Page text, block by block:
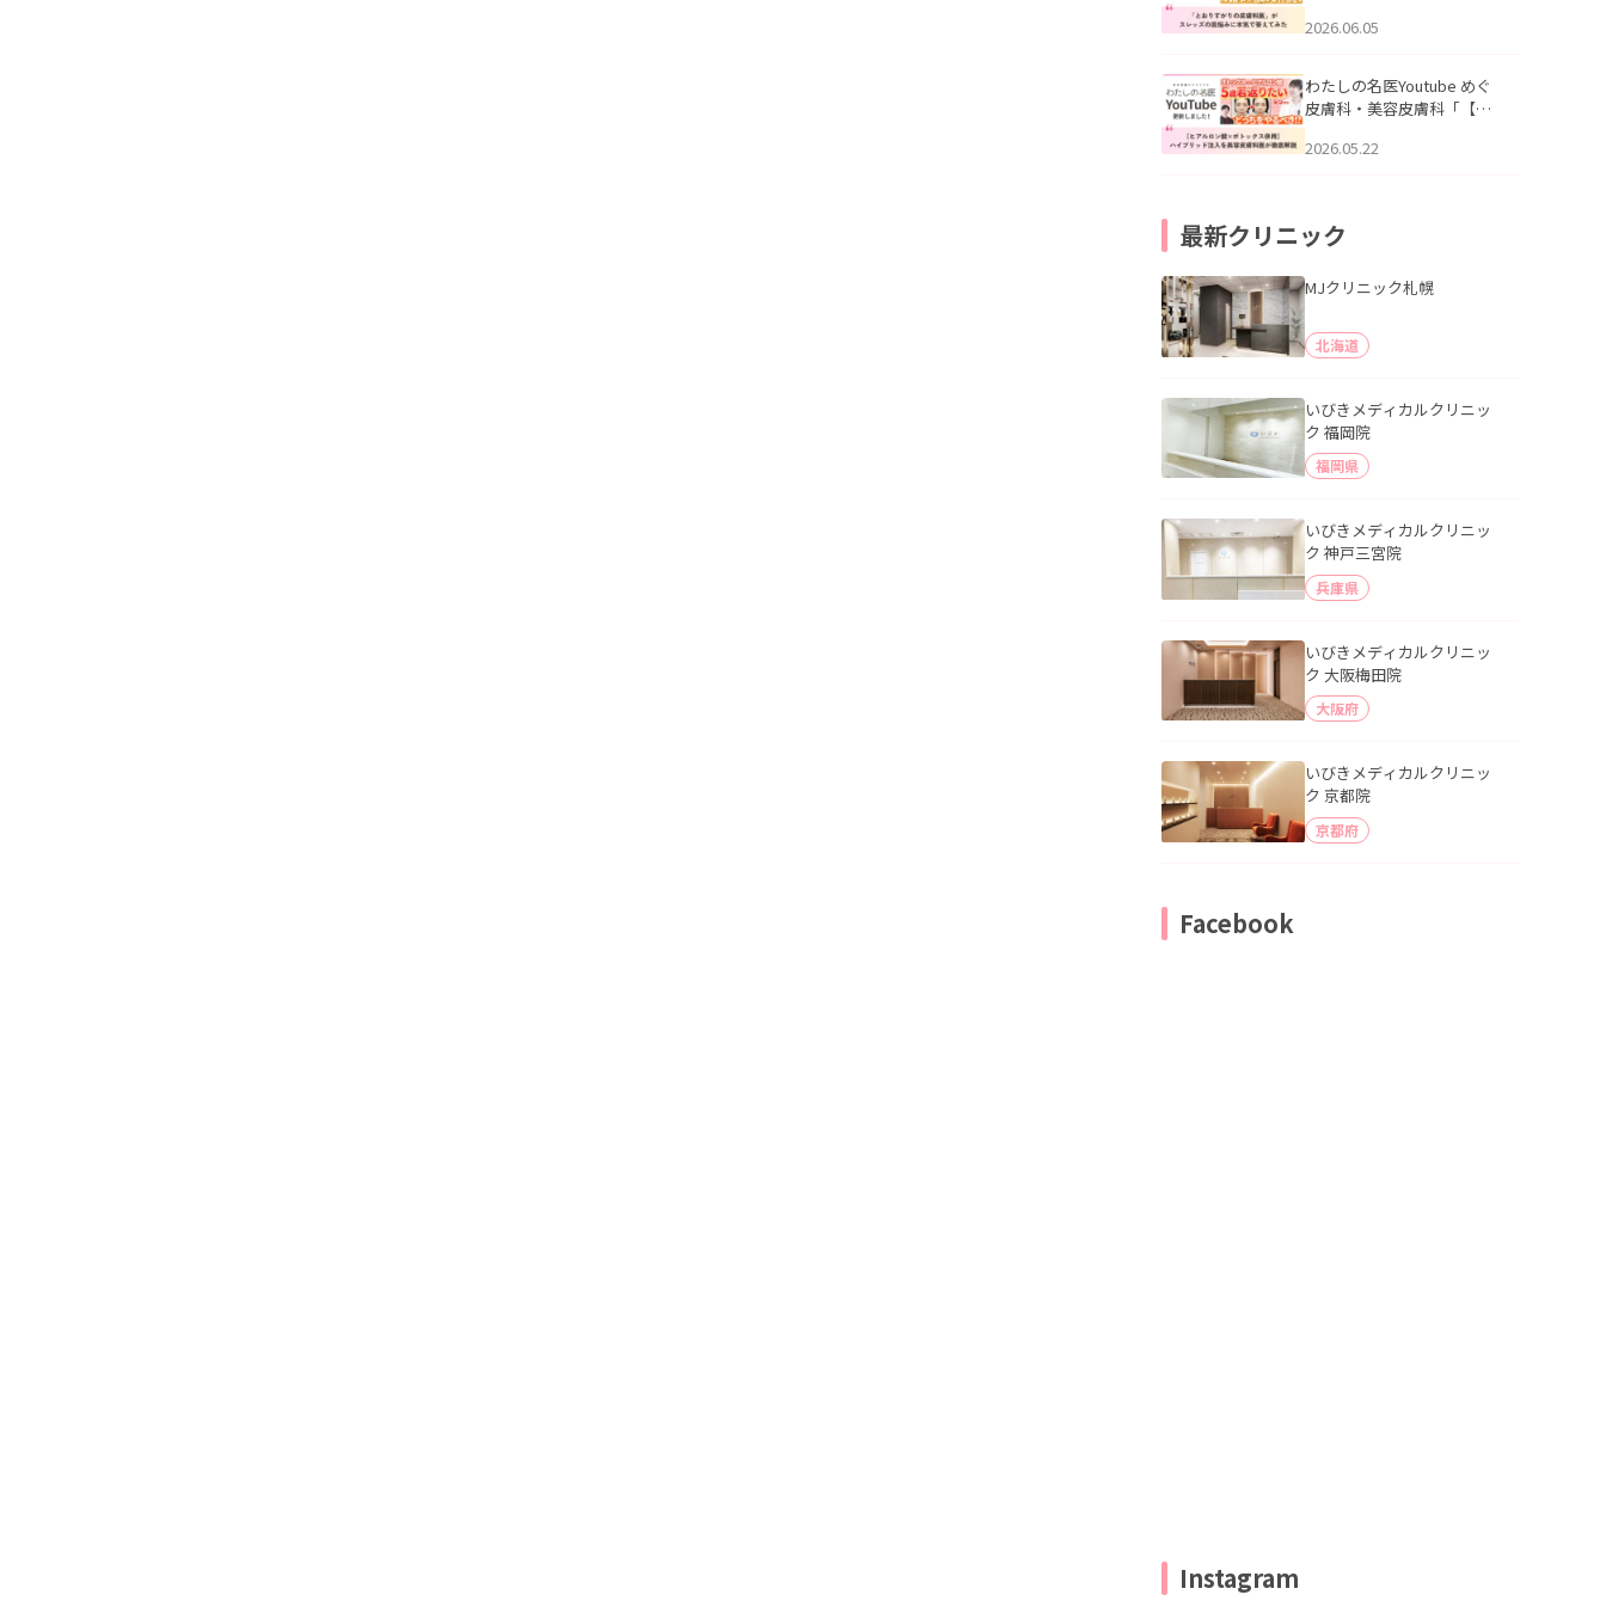
ッズの肌悩みに本気で答え
た。
2026.06.05
わたしの名医Youtube めぐ
皮膚科・美容皮膚科「【ヒ
用】ハイブリッド注入を美
2026.05.22
最新クリニック
MJクリニック札幌
北海道
いびきメディカルクリニッ
ク 福岡院
福岡県
いびきメディカルクリニッ
ク 神戸三宮院
兵庫県
いびきメディカルクリニッ
ク 大阪梅田院
大阪府
いびきメディカルクリニッ
ク 京都院
京都府
Facebook
Instagram